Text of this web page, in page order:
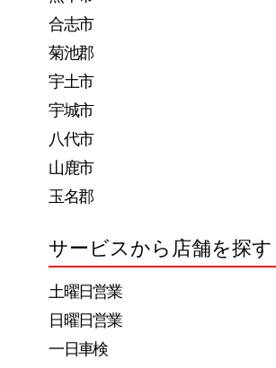
ョ
ン
合志市
菊池郡
宇土市
宇城市
八代市
山鹿市
玉名郡
サービスから店舗を探す
土曜日営業
日曜日営業
一日車検